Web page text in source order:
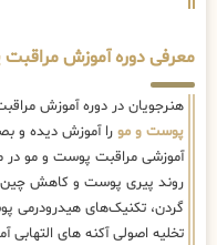
معرفی دوره آموزش
هنرجویان در دوره آموزش
پوست و مو را آموزش دیده و
آموزشی مراقبت پوست و مو در
روند پیری پوست و کاهش
گردن، تکنیک‌های هیدرودرمی
تخلیه اصولی آکنه های